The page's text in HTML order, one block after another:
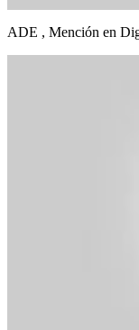
ADE , Mención en